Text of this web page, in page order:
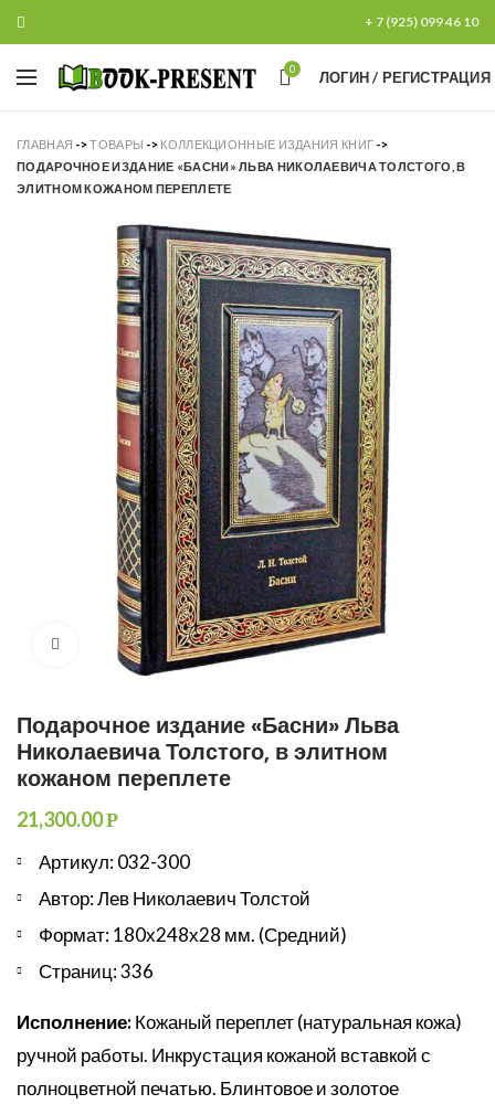
+ 7 (925) 099 46 10
0 ЛОГИН / РЕГИСТРАЦИЯ
ГЛАВНАЯ ->ТОВАРЫ -> КОЛЛЕКЦИОННЫЕ ИЗДАНИЯ КНИГ ->
ПОДАРОЧНОЕ ИЗДАНИЕ «БАСНИ» ЛЬВА НИКОЛАЕВИЧА ТОЛСТОГО, В
ЭЛИТНОМ КОЖАНОМ ПЕРЕПЛЕТЕ
Увеличить
Подарочное издание «Басни» Льва
Николаевича Толстого, в элитном
кожаном переплете
21,300.00Р
Артикул: 032-300
Автор: Лев Николаевич Толстой
Формат: 180х248х28 мм. (Средний)
Страниц: 336
Исполнение:Кожаный переплет (натуральная кожа)
ручной работы. Инкрустация кожаной вставкой с
полноцветной печатью. Блинтовое и золотое